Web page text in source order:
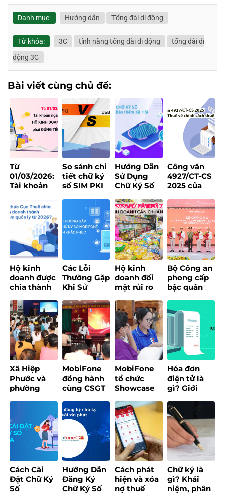
Danh mục: Hướng dẫn Tổng đài di động
Từ khóa: 3C tính năng tổng đài di động
tổng đài đi
động 3C
Bài viết cùng chủ đề:
Từ
01/03/2026:
Tài khoản
của hộ kinh
doanh bắt
buộc phải
đúng tên
đăng ký
So sánh chi
tiết chữ ký
số SIM PKI
Token – Nên
chọn loại
nào?
Hướng Dẫn
Sử Dụng
Chữ Ký Số
Ký Tại Trang
Bảo Hiểm
Xã Hội
Công văn
4927/CT-CS
2025 của
chính sách
Hộ kinh
doanh được
chia thành
áp dụng
quy định
mới trong
chuyển đổi
phương
pháp tính
thuế sau
khi xóa bỏ
thuế khoán
từ đầu năm
2026?
Các Lỗi
Thường Gặp
Khi Sử
Ký Số
MobiFone
Và Cách
Khắc Phục
Hộ kinh
doanh đối
mặt rủi ro
thuế với
doanh thu
quanh
ngưỡng 200
triệu
đồng/năm
Bộ Công an
phong cấp
bậc quân
chủ chốt
MobiFone
Xã Hiệp
Phước và
phường
chương
trình “Bình
dân học vụ
số dành cho
Tổ công tác
công nghệ
số cộng
đồng”
MobiFone
đồng hành
cùng CSGT
chức tập
huấn
chuyển đổi
số
MobiFone
tổ chức
Showcase
EzBill – Giải
pháp quản
lý bán hàng
“một chạm”
cho hộ kinh
doanh
Hóa đơn
điện tử là
gì? Giới
MobiFone
Invoice
2025
Cách Cài
Đặt Chữ Ký
Số
Hướng Dẫn
Đăng Ký
Chữ Ký Số
Cách phát
hiện và xóa
nợ thuế
Chữ ký là
gì? Khái
niệm, phân